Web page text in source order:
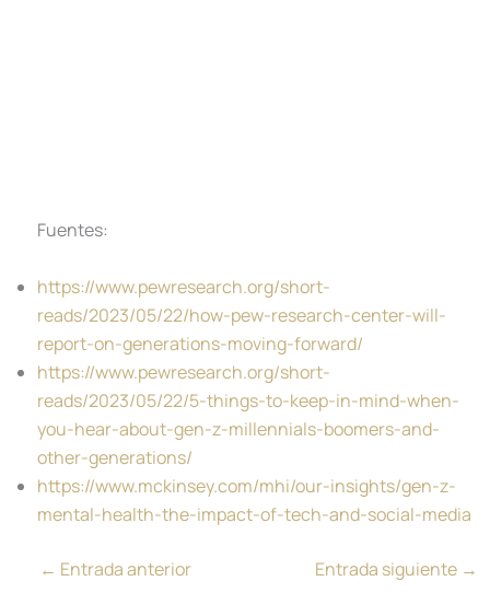
Fuentes:
https://www.pewresearch.org/short-
reads/2023/05/22/how-pew-research-center-will-
report-on-generations-moving-forward/
https://www.pewresearch.org/short-
reads/2023/05/22/5-things-to-keep-in-mind-when-
you-hear-about-gen-z-millennials-boomers-and-
other-generations/
https://www.mckinsey.com/mhi/our-insights/gen-z-
mental-health-the-impact-of-tech-and-social-media
← Entrada anterior Entrada siguiente →